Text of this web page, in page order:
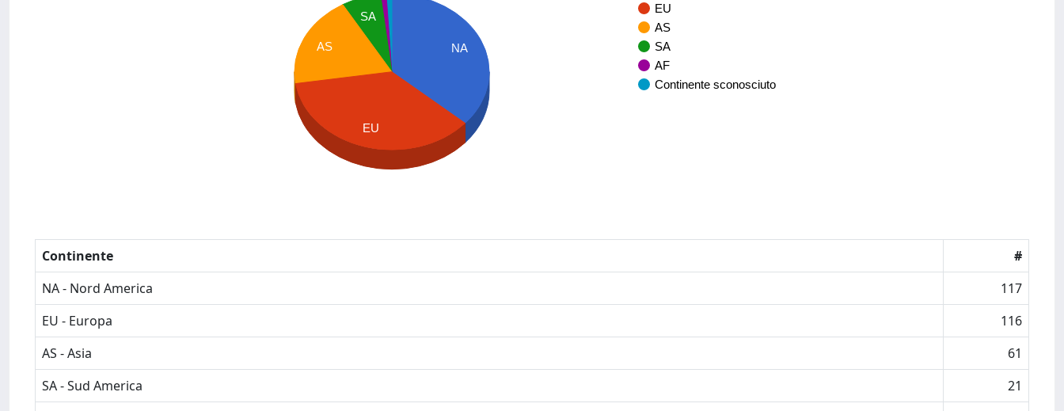
EU
AS
SA
AF
Continente sconosciuto
NA
SA
AS
EU
Continente
#
NA - Nord America
117
EU - Europa
116
AS - Asia
61
SA - Sud America
21